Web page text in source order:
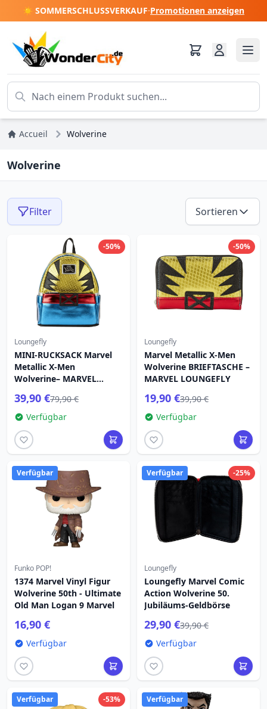
☀️ SOMMERSCHLUSSVERKAUF·Promotionen anzeigen
Accueil Wolverine
Wolverine
Filter Sortieren
-50%
Loungefly
MINI-RUCKSACK Marvel
Metallic X-Men
Wolverine– MARVEL
39,90 €79,90 €
Verfügbar
-50%
Loungefly
Marvel Metallic X-Men
Wolverine BRIEFTASCHE –
MARVEL LOUNGEFLY
19,90 €39,90 €
Verfügbar
Verfügbar
Funko POP!
1374 Marvel Vinyl Figur
Wolverine 50th - Ultimate
Old Man Logan 9 Marvel
16,90 €
Verfügbar
-25%
Verfügbar
Loungefly
Loungefly Marvel Comic
Action Wolverine 50.
Jubiläums-Geldbörse
29,90 €39,90 €
Verfügbar
-53%
Verfügbar Verfügbar